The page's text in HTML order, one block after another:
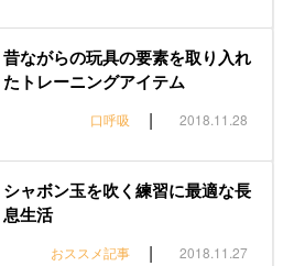
昔ながらの玩具の要素を取り入れ
たトレーニングアイテム
口呼吸 | 2018.11.28
シャボン玉を吹く練習に最適な長
息生活
おススメ記事 | 2018.11.27